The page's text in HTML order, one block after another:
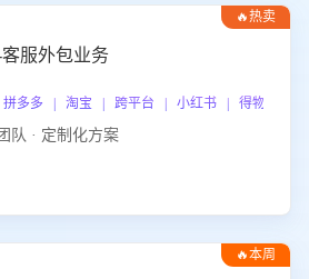
🔥热卖
服外包业务
多多 | 淘宝 | 跨平台 | 小红书 | 得物 | 企
队 · 定制化方案
🔥本周